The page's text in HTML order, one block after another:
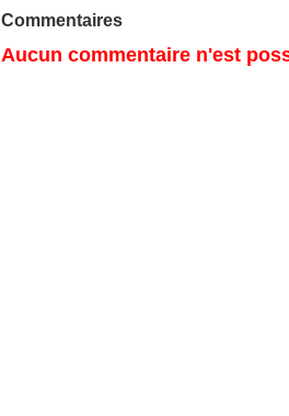
Commentaires
Aucun commentaire n'est